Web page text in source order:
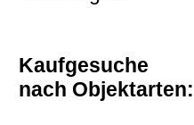
Kaufgesuche
nach Objektarten: